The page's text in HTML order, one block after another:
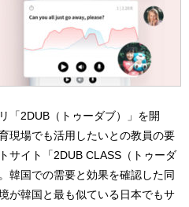
「2DUB（トゥーダブ）」を開
現場でも活用したいとの教員の要
サイト「2DUB CLASS（トゥーダ
韓国での需要と効果を確認した同
が韓国と最も似ている日本でもサ